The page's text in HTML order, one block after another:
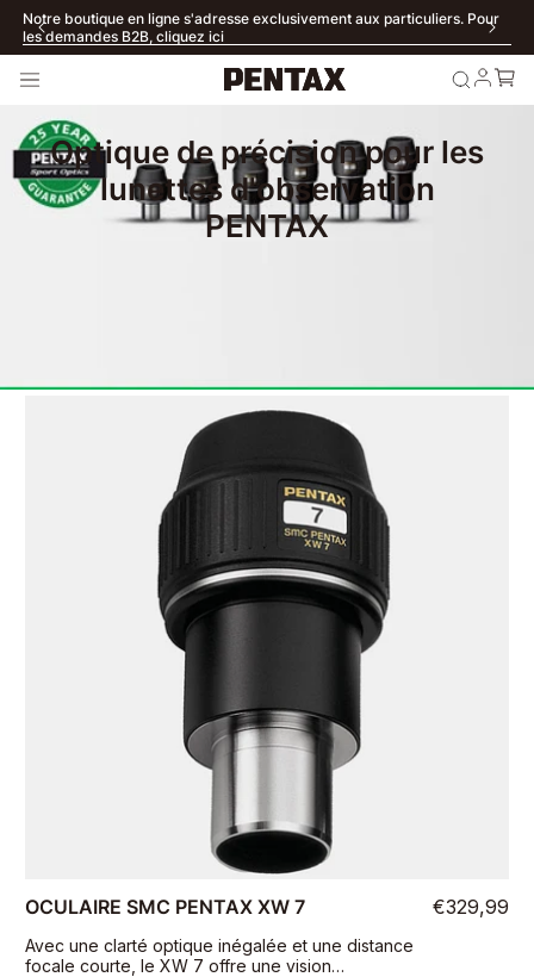
Notre boutique en ligne s'adresse exclusivement aux particuliers. Pour
les demandes B2B, cliquez ici
Optique de précision pour les
lunettes d'observation
PENTAX
OCULAIRE SMC PENTAX XW 7
Avec une clarté optique inégalée et une distance
focale courte, le XW 7 offre une vision
€329,99